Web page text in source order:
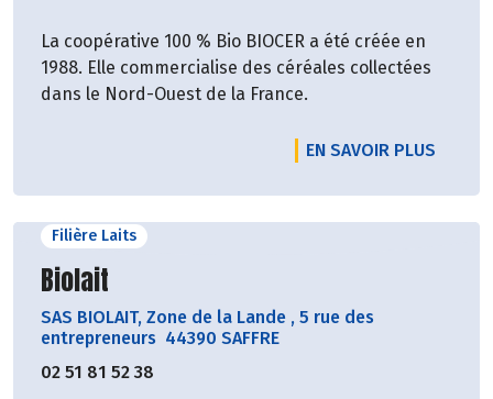
La coopérative 100 % Bio BIOCER a été créée en
1988. Elle commercialise des céréales collectées
dans le Nord-Ouest de la France.
EN SAVOIR PLUS
Filière Laits
Découvrir le producteur
Biolait
SAS BIOLAIT, Zone de la Lande , 5 rue des
entrepreneurs 44390 SAFFRE
02 51 81 52 38